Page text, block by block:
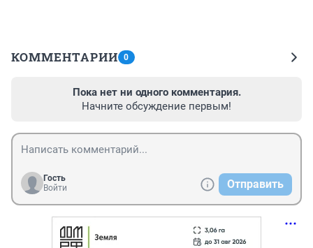
КОММЕНТАРИИ 0
Пока нет ни одного комментария.
Начните обсуждение первым!
Гость
Войти
Отправить